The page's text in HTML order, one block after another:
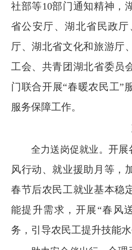
社部等10部门通知精神，
省公安厅、湖北省民政
厅、湖北省文化和旅游厅
工会、共青团湖北省委员
门联合开展“春暖农民工”
服务保障工作。
全力送岗促就业。 开展
风行动、就业援助月等，
春节后农民工就业基本稳
能提升需求，开展“春风
务，引导农民工提升技能水